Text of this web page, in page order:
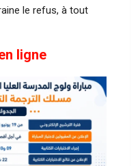
le refus, à tout
ligne